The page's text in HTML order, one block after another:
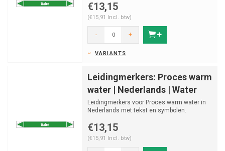
€13,15
(€15,91 Incl. btw)
- +
VARIANTS
Leidingmerkers: Proces warm
water | Nederlands | Water
Leidingmerkers voor Proces warm water in
Nederlands met tekst en symbolen.
€13,15
(€15,91 Incl. btw)